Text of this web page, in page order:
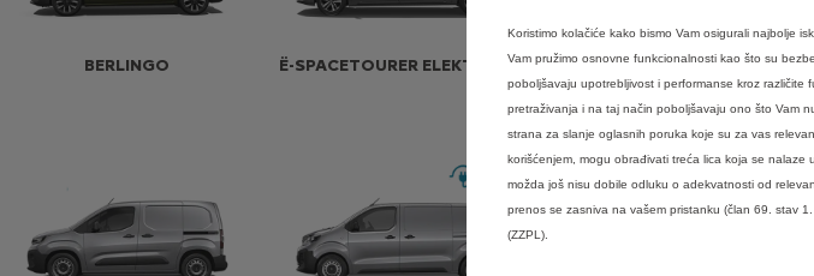
BERLINGO Ë-SPACETOURER ELEKTRIČNI SPACETOURER
Koristimo kolačiće kako bismo Vam osigurali najbolje
Vam pružimo osnovne funkcionalnosti kao što su
poboljšavaju upotrebljivost i performanse kroz
pretraživanja i na taj način poboljšavaju ono što Vam
strana za slanje oglasnih poruka koje su za vas
korišćenjem, mogu obrađivati treća lica koja se nalaze
možda još nisu dobile odluku o adekvatnosti od
prenos se zasniva na vašem pristanku (član 69. stav
(ZZPL).